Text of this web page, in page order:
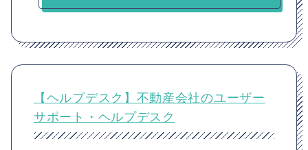
【ヘルプデスク】不動産会社のユーザー
サポート・ヘルプデスク